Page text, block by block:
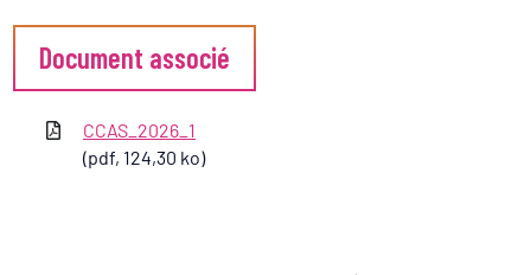
Document associé
CCAS_2026_1
(pdf, 124,30 ko)